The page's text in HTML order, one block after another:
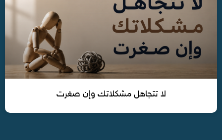
لا تتجاهل مشكلاتك وإن صغرت‏